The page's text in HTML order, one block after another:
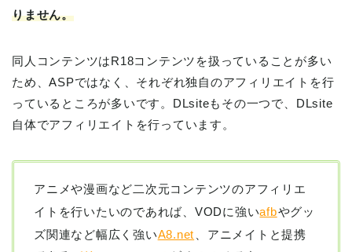
りません。
同人コンテンツはR18コンテンツを扱っていることが多い
ため、ASPではなく、それぞれ独自のアフィリエイトを行
っているところが多いです。DLsiteもその一つで、DLsite
自体でアフィリエイトを行っています。
アニメや漫画など二次元コンテンツのアフィリエ
イトを行いたいのであれば、VODに強いafbやグッ
ズ関連など幅広く強いA8.net 、アニメイトと提携